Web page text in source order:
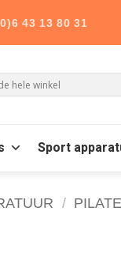
43 13 80 31
Sport
/